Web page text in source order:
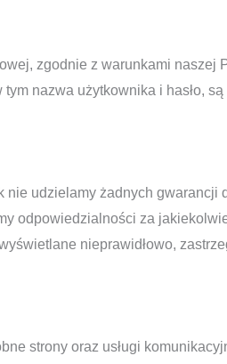
zgodnie z warunkami naszej
nazwa użytkownika i hasło,
nie udzielamy żadnych
odpowiedzialności za
nieprawidłowo,
strony oraz usługi